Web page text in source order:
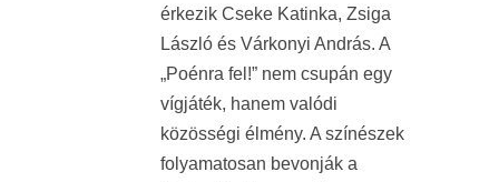
érkezik Cseke Katinka, Zsiga
László és Várkonyi András. A
„Poénra fel!” nem csupán egy
vígjáték, hanem valódi
közösségi élmény. A színészek
folyamatosan bevonják a